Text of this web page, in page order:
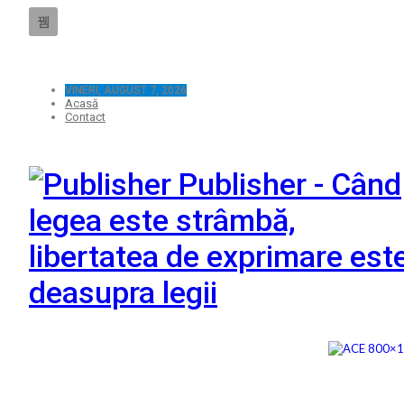
VINERI, AUGUST 7, 2026
Acasă
Contact
Publisher - Când
legea este strâmbă,
libertatea de exprimare
deasupra legii